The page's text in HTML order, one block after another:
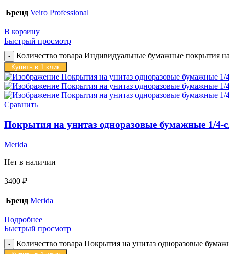
Бренд Veiro Professional
В корзину
Быстрый просмотр
Количество товара Индивидуальные бумажные покрытия
Купить в 1 клик
Сравнить
Покрытия на унитаз одноразовые бумажные 1/
Merida
Нет в наличии
3400 ₽
Бренд Merida
Подробнее
Быстрый просмотр
Количество товара Покрытия на унитаз одноразовые